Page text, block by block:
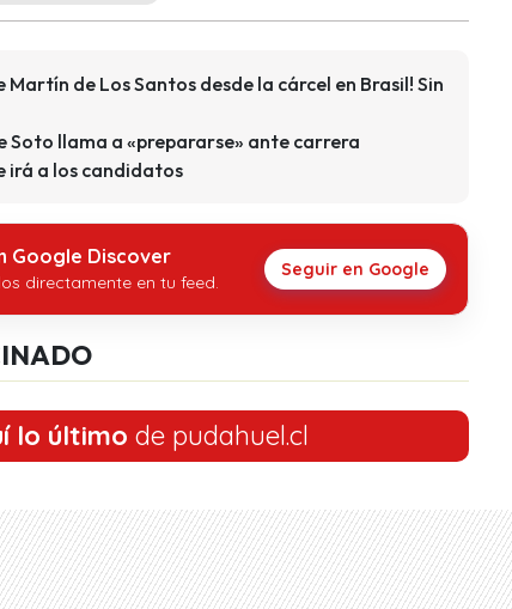
de Los Santos desde la cárcel en Brasil! Sin
Soto llama a «prepararse» ante carrera
irá a los candidatos
Google Discover
directamente en tu feed.
Seguir en Google
lo último de pudahuel.cl